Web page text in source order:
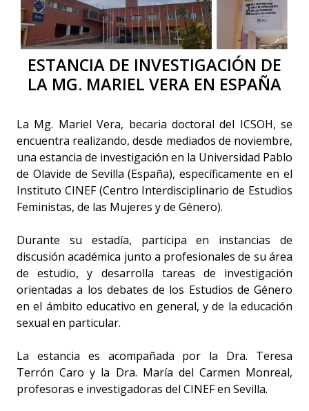
ESTANCIA DE INVESTIGACIÓN DE
LA MG. MARIEL VERA EN ESPAÑA
La Mg. Mariel Vera, becaria doctoral del ICSOH, se
encuentra realizando, desde mediados de noviembre,
una estancia de investigación en la Universidad Pablo
de Olavide de Sevilla (España), específicamente en el
Instituto CINEF (Centro Interdisciplinario de Estudios
Feministas, de las Mujeres y de Género).
Durante su estadía, participa en instancias de
discusión académica junto a profesionales de su área
de estudio, y desarrolla tareas de investigación
orientadas a los debates de los Estudios de Género
en el ámbito educativo en general, y de la educación
sexual en particular.
La estancia es acompañada por la Dra. Teresa
Terrón Caro y la Dra. María del Carmen Monreal,
profesoras e investigadoras del CINEF en Sevilla.